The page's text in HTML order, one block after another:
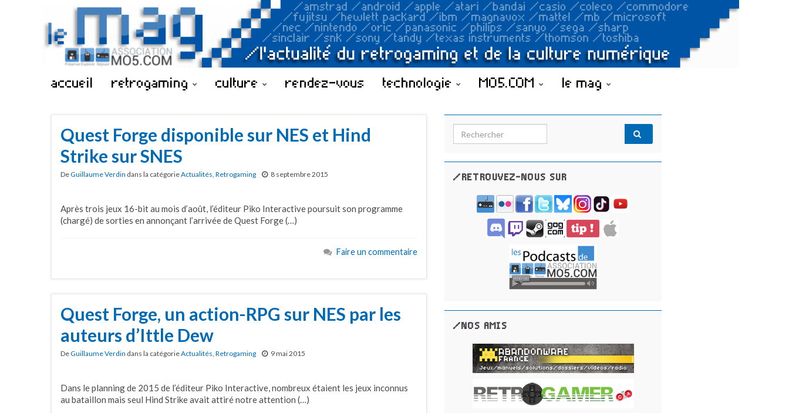
accueil retrogaming culture rendez-vous technologie MO5.COM le mag
Quest Forge disponible sur NES et Hind
Strike sur SNES
DeGuillaume Verdin dans la catégorieActualités, Retrogaming 8 septembre 2015
Après trois jeux 16-bit au mois d’août, l’éditeur Piko Interactive poursuit son programme
(chargé) de sorties en annonçant l’arrivée de Quest Forge (…)
Faire un commentaire
Quest Forge, un action-RPG sur NES par les
auteurs d’Ittle Dew
DeGuillaume Verdin dans la catégorieActualités Retrogaming 9 mai 2015
Dans le planning de 2015 de l’éditeur Piko Interactive, nombreux étaient les jeux inconnus
au bataillon mais seul Hind Strike avait attiré notre attention (…)
Search for:
/RETROUVEZ-NOUS SUR
/NOS AMIS